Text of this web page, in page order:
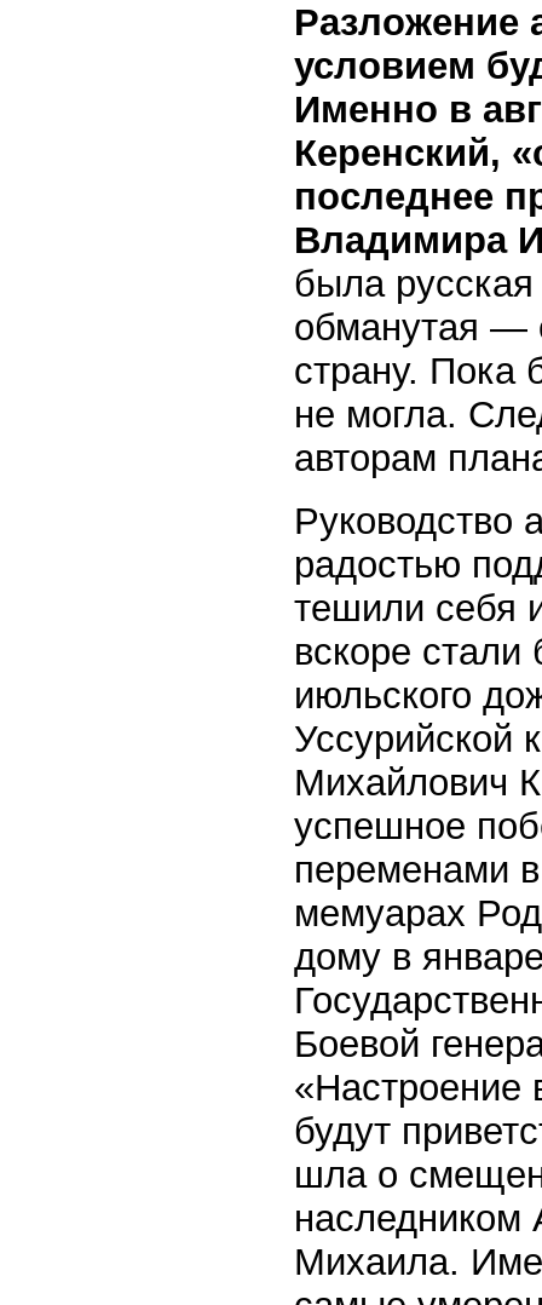
Разложение
условием
Именно в
Керенский,
последнее
Владимира
была
обманутая —
страну. Пока
не могла.
авторам
Руководство
радостью
тешили себя
вскоре
июльского
Уссурийской
Михайлович
успешное
переменами
мемуарах
дому в
Боевой
«Настроение
будут
шла о
наследником
Михаила.